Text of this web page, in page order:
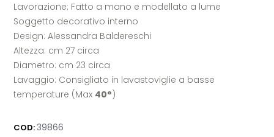
Lavorazione: Fatto a mano e modellato a lume
Soggetto decorativo interno
Design: Alessandra Baldereschi
Altezza: cm 27 circa
Diametro: cm 23 circa
Lavaggio: Consigliato in lavastoviglie a basse
temperature (Max 40°)
COD:39866